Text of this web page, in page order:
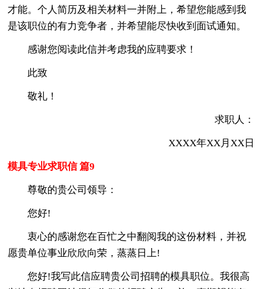
才能。个人简历及相关材料一并附上，希望您能感到我
是该职位的有力竞争者，并希望能尽快收到面试通知。
感谢您阅读此信并考虑我的应聘要求！
此致
敬礼！
求职人：
XXXX年XX月XX日
模具专业求职信 篇9
尊敬的贵公司领导：
您好!
衷心的感谢您在百忙之中翻阅我的这份材料，并祝
愿贵单位事业欣欣向荣，蒸蒸日上!
您好!我写此信应聘贵公司招聘的模具职位。我很高